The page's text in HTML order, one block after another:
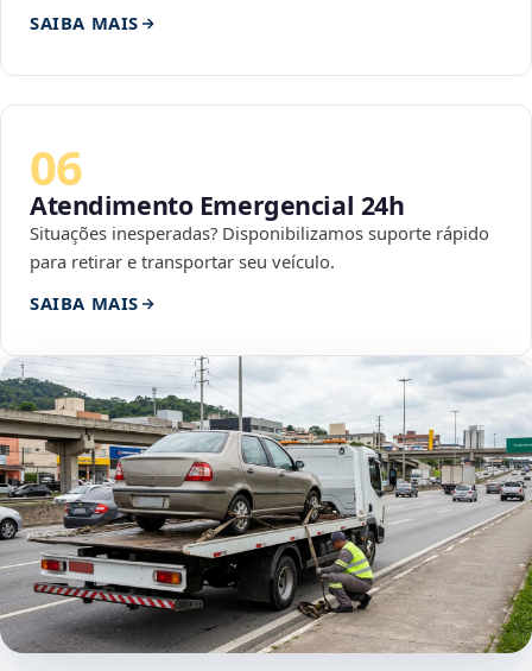
SAIBA MAIS
06
Atendimento Emergencial 24h
Situações inesperadas? Disponibilizamos suporte rápido
para retirar e transportar seu veículo.
SAIBA MAIS